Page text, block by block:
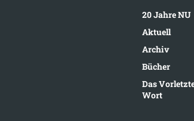
20 Jahre NU
Aktuell
Archiv
Bücher
Das
Wort